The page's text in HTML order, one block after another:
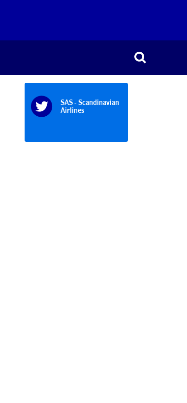
SAS - Scandinavian
Airlines